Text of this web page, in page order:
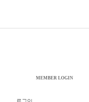
MEMBER LOGIN